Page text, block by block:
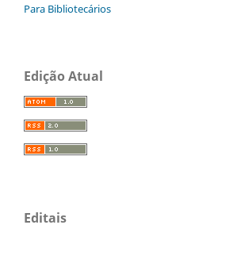
Para Bibliotecários
Edição Atual
Editais